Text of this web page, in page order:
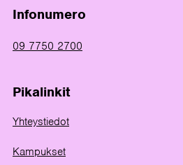
Infonumero
09 7750 2700
Pikalinkit
Yhteystiedot
Kampukset